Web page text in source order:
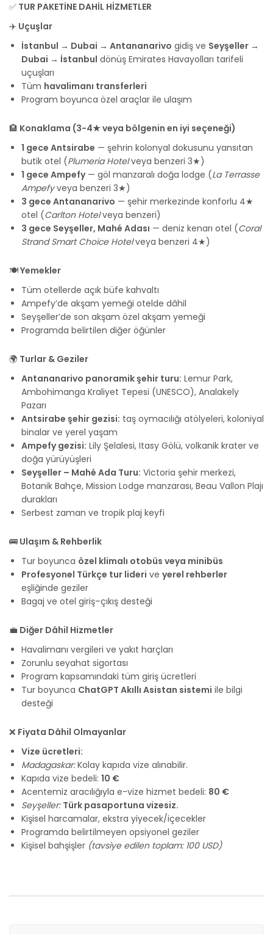
✅ TUR PAKETİNE DAHİL HİZMETLER
✈️ Uçuşlar
İstanbul → Dubai → Antananarivo gidiş ve Seyşeller →
Dubai → İstanbul dönüş Emirates Havayolları tarifeli
uçuşları
Tüm havalimanı transferleri
Program boyunca özel araçlar ile ulaşım
🏨 Konaklama (3-4★ veya bölgenin en iyi seçeneği)
1 gece Antsirabe — şehrin kolonyal dokusunu yansıtan
butik otel (Plumeria Hotelveya benzeri 3★)
1 gece Ampefy— göl manzaralı doğa lodge (La Terrasse
Ampefyveya benzeri 3★)
3 gece Antananarivo — şehir merkezinde konforlu 4★
otel (Carlton Hotelveya benzeri)
3 gece Seyşeller, Mahé Adası — deniz kenarı otel (Coral
Strand Smart Choice Hotelveya benzeri 4★)
🍽️Yemekler
Tüm otellerde açık büfe kahvaltı
Ampefy’de akşam yemeği otelde dâhil
Seyşeller’de son akşam özel akşam yemeği
Programda belirtilen diğer öğünler
🌍 Turlar & Geziler
Antananarivo panoramik şehir turu: Lemur Park,
Ambohimanga Kraliyet Tepesi (UNESCO), Analakely
Pazarı
Antsirabe şehir gezisi: taş oymacılığı atölyeleri, koloniyal
binalar ve yerel yaşam
Ampefy gezisi: Lily Şelalesi, Itasy Gölü, volkanik krater ve
doğa yürüyüşleri
Seyşeller – Mahé Ada Turu: Victoria şehir merkezi,
Botanik Bahçe, Mission Lodge manzarası, Beau Vallon Plajı
durakları
Serbest zaman ve tropik plaj keyfi
🚌 Ulaşım & Rehberlik
Tur boyunca özel klimalı otobüs veya minibüs
Profesyonel Türkçe tur lideri ve yerel rehberler
eşliğinde geziler
Bagaj ve otel giriş–çıkış desteği
💼 Diğer Dâhil Hizmetler
Havalimanı vergileri ve yakıt harçları
Zorunlu seyahat sigortası
Program kapsamındaki tüm giriş ücretleri
Tur boyunca ChatGPT Akıllı Asistan sistemi ile bilgi
desteği
❌ Fiyata Dâhil Olmayanlar
Vize ücretleri:
Madagaskar:Kolay kapıda vize alınabilir.
Kapıda vize bedeli: 10 €
Acentemiz aracılığıyla e-vize hizmet bedeli: 80 €
Seyşeller: Türk pasaportuna vizesiz.
Kişisel harcamalar, ekstra yiyecek/içecekler
Programda belirtilmeyen opsiyonel geziler
Kişisel bahşişler (tavsiye edilen toplam: 100 USD)